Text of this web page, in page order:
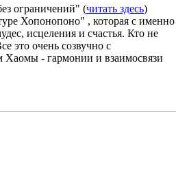
ограничений" (читать здесь)
Хопонопоно" , которая с именно
исцеления и счастья. Кто не
это очень созвучно с
Хаомы - гармонии и взаимосвязи